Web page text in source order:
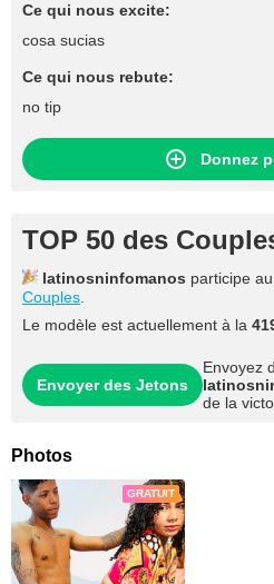
Ce qui nous excite:
cosa sucias
Ce qui nous rebute:
no tip
Donnez
TOP 50 des
latinosninfomanos participe
Couples
Le modèle est actuellement à la
Envoyer des Jetons
Envoyez
de la
Photos
GRATUIT